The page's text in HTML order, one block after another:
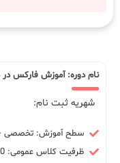
نام دوره: آموزش فارکس در
شهریه ثبت نام:
سطح آموزش: تخصصی -
ظرفیت کلاس عمومی: 10 نفر